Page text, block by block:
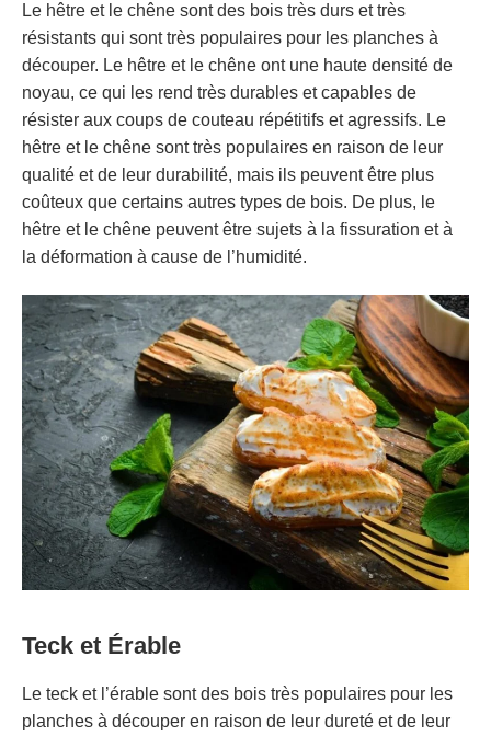
Le hêtre et le chêne sont des bois très durs et très
résistants qui sont très populaires pour les planches à
découper. Le hêtre et le chêne ont une haute densité de
noyau, ce qui les rend très durables et capables de
résister aux coups de couteau répétitifs et agressifs. Le
hêtre et le chêne sont très populaires en raison de leur
qualité et de leur durabilité, mais ils peuvent être plus
coûteux que certains autres types de bois. De plus, le
hêtre et le chêne peuvent être sujets à la fissuration et à
la déformation à cause de l’humidité.
Teck et Érable
Le teck et l’érable sont des bois très populaires pour les
planches à découper en raison de leur dureté et de leur